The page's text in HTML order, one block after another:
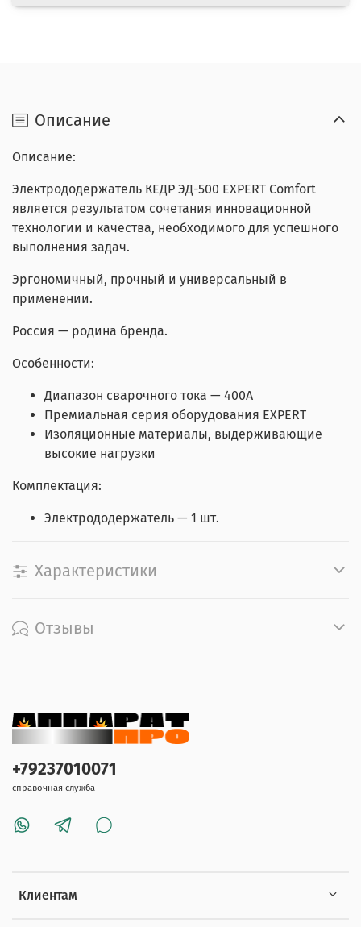
Описание
Описание:
Электрододержатель КЕДР ЭД-500 EXPERT Comfort
является результатом сочетания инновационной
технологии и качества, необходимого для успешного
выполнения задач.
Эргономичный, прочный и универсальный в
применении.
Россия — родина бренда.
Особенности:
Диапазон сварочного тока — 400А
Премиальная серия оборудования EXPERT
Изоляционные материалы, выдерживающие
высокие нагрузки
Комплектация:
Электрододержатель — 1 шт.
Характеристики
Отзывы
Клиентам
+79237010071
справочная служба